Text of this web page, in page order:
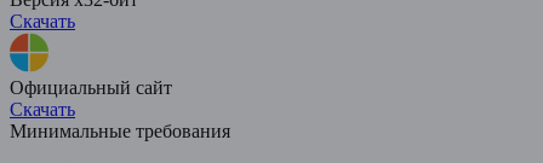
Скачать
Официальный сайт
Скачать
Минимальные требования